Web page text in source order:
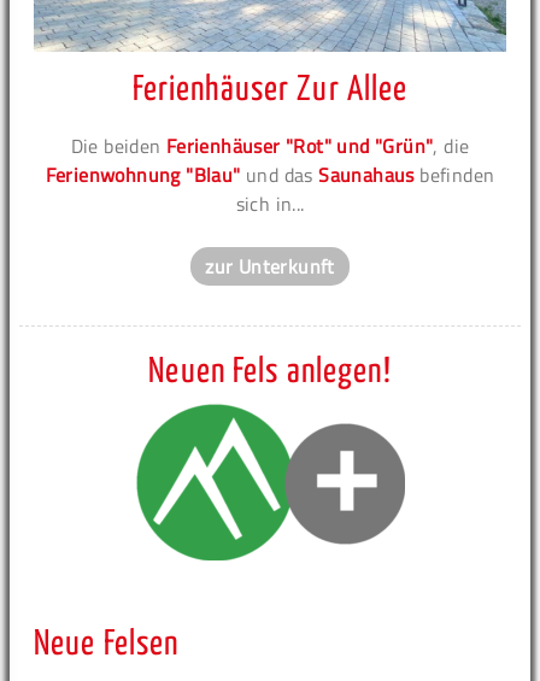
Ferienhäuser Zur Allee
Die beiden Ferienhäuser "Rot" und "Grün", die
Ferienwohnung "Blau" und dasSaunahausbefinden
sich in...
zur Unterkunft
Neuen Fels anlegen!
Neue Felsen